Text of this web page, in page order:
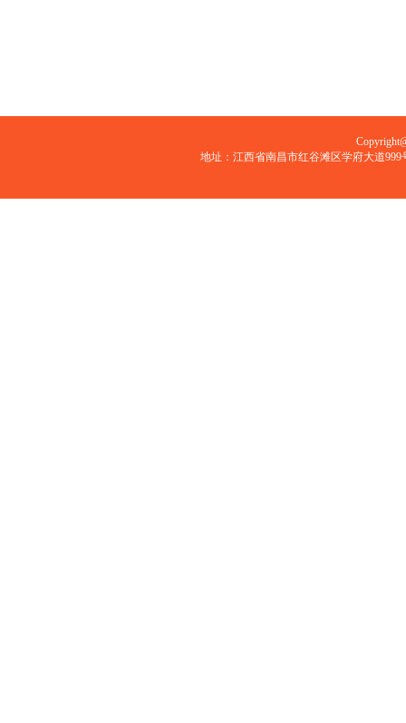
地址：江西省南昌市红谷滩区学府大道999